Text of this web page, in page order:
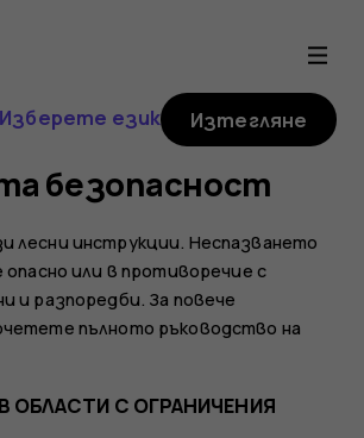
Изберете език Изтегляне
безопасност
лесни инструкции. Неспазването
или в противоречие с
и разпоредби. За повече
пълното ръководство на
ОБЛАСТИ С ОГРАНИЧЕНИЯ